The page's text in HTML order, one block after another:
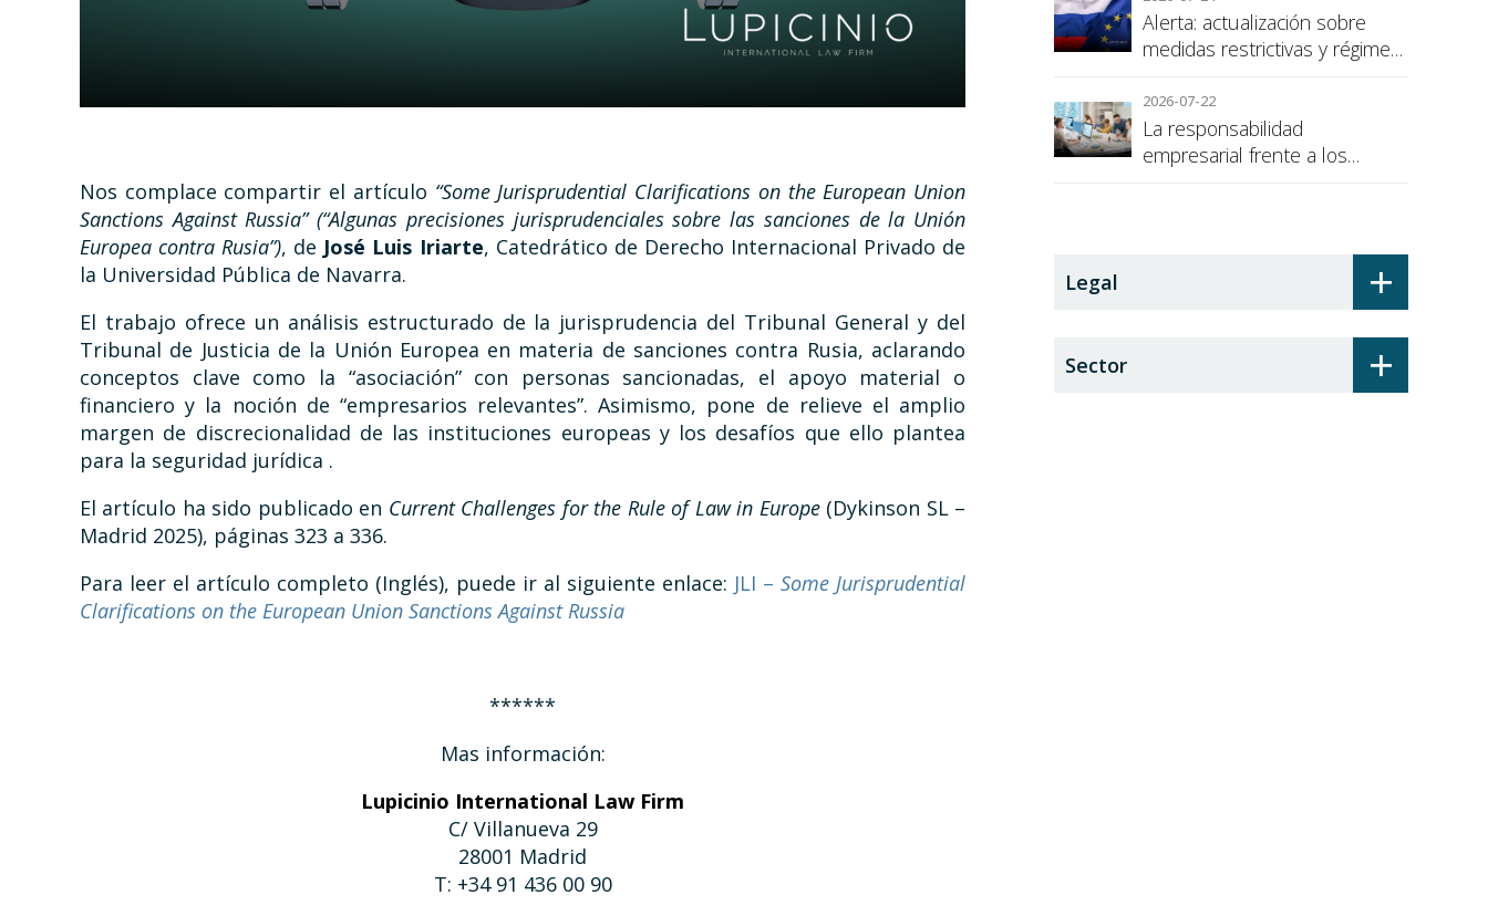
Nos complace compartir el artículo “Some Jurisprudential Clarifications on the European Union
Sanctions Against Russia” (“Algunas precisiones jurisprudenciales sobre las sanciones de la Unión
Europea contra Rusia”), de José Luis Iriarte, Catedrático de Derecho Internacional Privado de
la Universidad Pública de Navarra.
El trabajo ofrece un análisis estructurado de la jurisprudencia del Tribunal General y del
Tribunal de Justicia de la Unión Europea en materia de sanciones contra Rusia, aclarando
conceptos clave como la “asociación” con personas sancionadas, el apoyo material o
financiero y la noción de “empresarios relevantes”. Asimismo, pone de relieve el amplio
margen de discrecionalidad de las instituciones europeas y los desafíos que ello plantea
para la seguridad jurídica .
El artículo ha sido publicado en Current Challenges for the Rule of Law in Europe(Dykinson SL –
Madrid 2025), páginas 323 a 336.
Para leer el artículo completo (Inglés), puede ir al siguiente enlace: JLI – Some Jurisprudential
Clarifications on the European Union Sanctions Against Russia
******
Mas información:
Lupicinio International Law Firm
C/ Villanueva 29
28001 Madrid
T: +34 91 436 00 90
Alerta: actualización sobre
medidas restrictivas y régimen
2026-07-22
La responsabilidad
empresarial frente a los
+
Legal
+
Sector